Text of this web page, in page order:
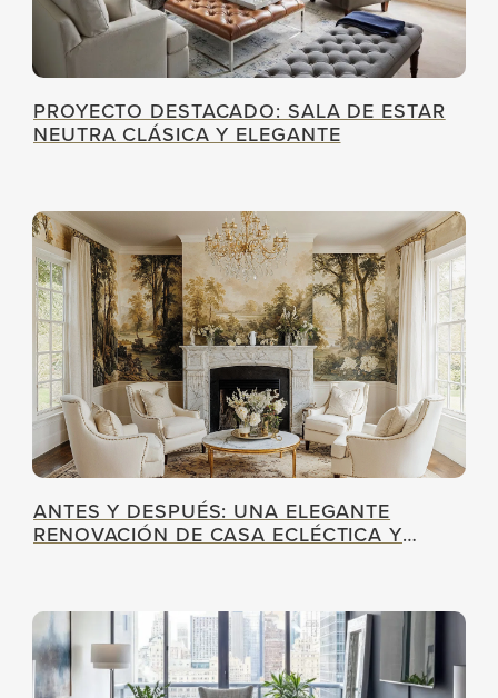
PROYECTO DESTACADO: SALA DE ESTAR
NEUTRA CLÁSICA Y ELEGANTE
ANTES Y DESPUÉS: UNA ELEGANTE
RENOVACIÓN DE CASA ECLÉCTICA Y